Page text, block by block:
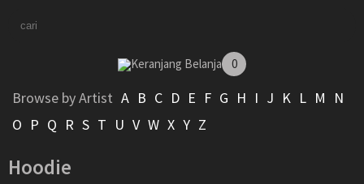
Keranjang Belanja 0
Browse by Artist A B C D E F G H I J K L M
N
O P Q R S T U V W X Y Z
Hoodie